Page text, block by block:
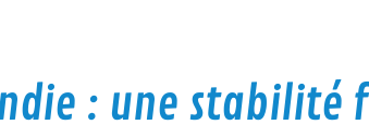
: une stabilité